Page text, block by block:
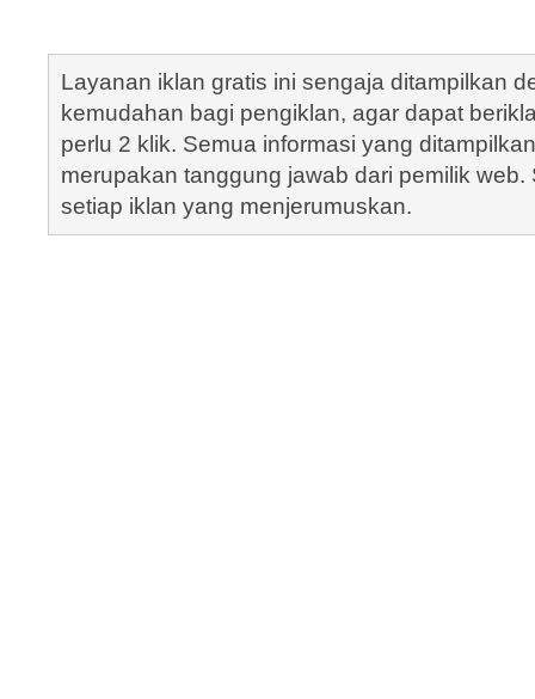
Layanan iklan gratis ini sengaja ditampilkan
kemudahan bagi pengiklan, agar dapat
perlu 2 klik. Semua informasi yang
merupakan tanggung jawab dari pemilik
setiap iklan yang menjerumuskan.